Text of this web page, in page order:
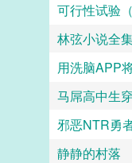
可行性试验
林弦小说全
用洗脑APP
马屌高中生
邪恶NTR勇
静静的村落